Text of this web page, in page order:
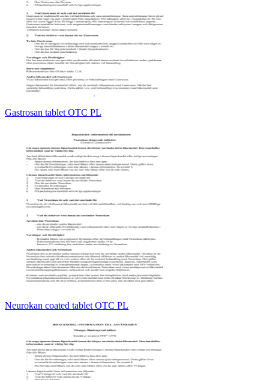
Gastrosan tablet OTC PL
Neurokan coated tablet OTC PL